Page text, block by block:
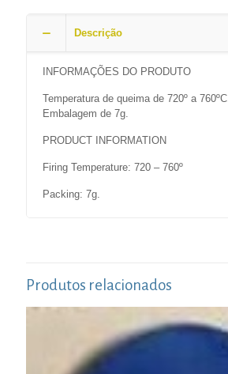
Descrição
INFORMAÇÕES DO PRODUTO
Temperatura de queima de 720º a 760ºC.
Embalagem de 7g.
PRODUCT INFORMATION
Firing Temperature: 720 – 760º
Packing: 7g.
Produtos relacionados